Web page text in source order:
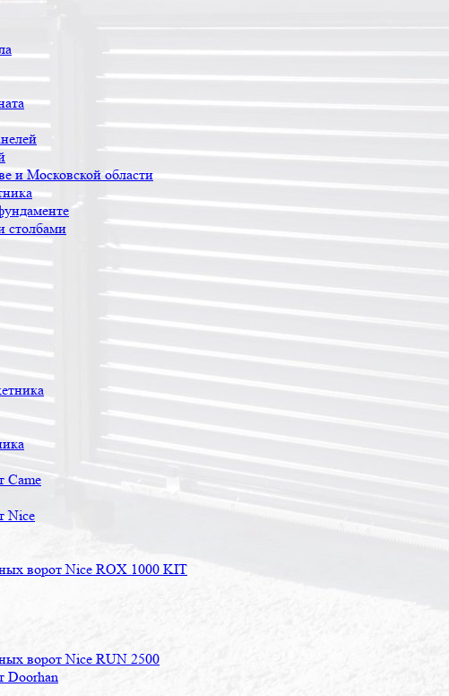
и Московской области
столбами
Came
Nice
ворот Nice ROX 1000 KIT
ворот Nice RUN 2500
Doorhan